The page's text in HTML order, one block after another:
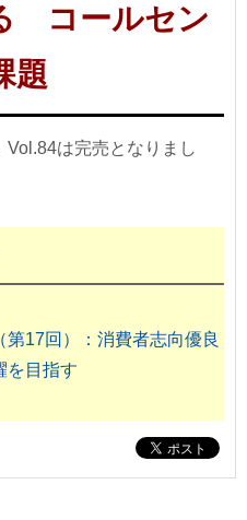
コールセン
題
は完売となりまし
17回）：消費者志向優良
を目指す